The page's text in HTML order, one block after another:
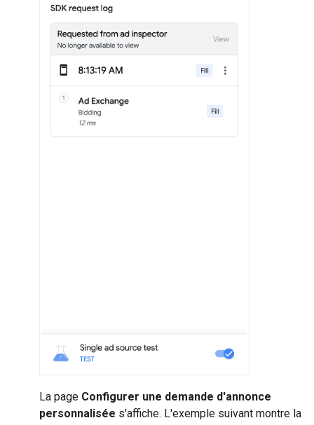
La page Configurer une demande d'annonce
personnalisée s'affiche. L'exemple suivant montre la